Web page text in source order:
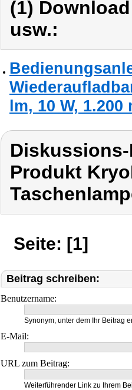
(1)
usw.:
lm, 10 W, 1.200
Produkt
Seite: [1]
Beitrag schreiben:
Benutzername:
Synonym, unter dem Ihr Beitrag
E-Mail:
URL zum Beitrag:
Weiterführender Link zu Ihrem